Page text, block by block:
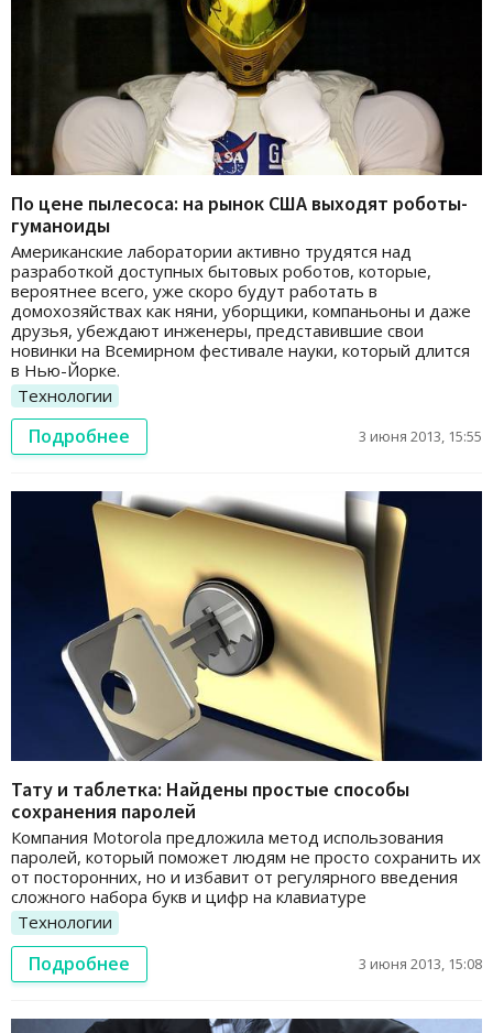
По цене пылесоса: на рынок США выходят роботы-
гуманоиды
Американские лаборатории активно трудятся над
разработкой доступных бытовых роботов, которые,
вероятнее всего, уже скоро будут работать в
домохозяйствах как няни, уборщики, компаньоны и даже
друзья, убеждают инженеры, представившие свои
новинки на Всемирном фестивале науки, который длится
в Нью-Йорке.
Технологии
Подробнее 3 июня 2013, 15:55
Тату и таблетка: Найдены простые способы
сохранения паролей
Компания Motorola предложила метод использования
паролей, который поможет людям не просто сохранить их
от посторонних, но и избавит от регулярного введения
сложного набора букв и цифр на клавиатуре
Технологии
Подробнее 3 июня 2013, 15:08